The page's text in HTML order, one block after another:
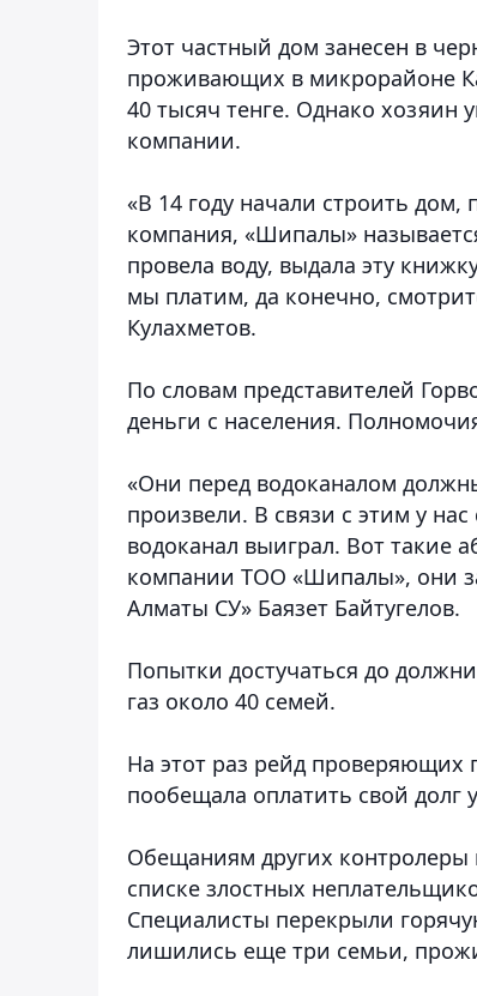
Этот частный дом занесен в
проживающих в микрорайоне
40 тысяч тенге. Однако хозяин
компании.
«В 14 году начали строить дом,
компания, «Шипалы»
провела воду, выдала эту
мы платим, да конечно,
Кулахметов.
По словам представителей
деньги с населения.
«Они перед водоканалом
произвели. В связи с этим у
водоканал выиграл. Вот такие
компании ТОО «Шипалы», они
Алматы СУ» Баязет Байтугелов.
Попытки достучаться до
газ около 40 семей.
На этот раз рейд проверяющих
пообещала оплатить свой долг
Обещаниям других контролеры
списке злостных
Специалисты перекрыли
лишились еще три семьи,